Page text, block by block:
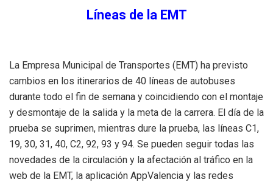
Líneas de la EMT
La Empresa Municipal de Transportes (EMT) ha previsto
cambios en los itinerarios de 40 líneas de autobuses
durante todo el fin de semana y coincidiendo con el montaje
y desmontaje de la salida y la meta de la carrera. El día de la
prueba se suprimen, mientras dure la prueba, las líneas C1,
19, 30, 31, 40, C2, 92, 93 y 94. Se pueden seguir todas las
novedades de la circulación y la afectación al tráfico en la
web de la EMT, la aplicación AppValencia y las redes